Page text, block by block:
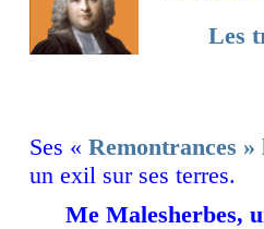
Les
Ses « Remontrances »
un exil sur ses terres.
Me Malesherbes,